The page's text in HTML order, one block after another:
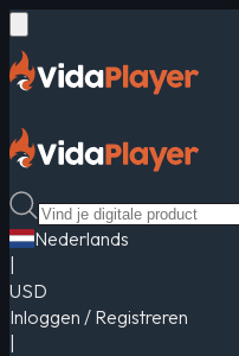
Nederlands
USD
Inloggen / Registreren